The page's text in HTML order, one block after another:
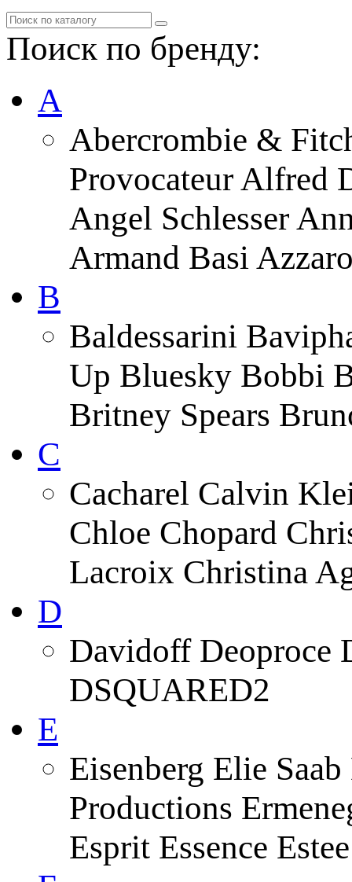
Поиск по бренду:
A
Abercrombie &
Provocateur Alfred
Angel Schlesser
Armand Basi
B
Baldessarini
Up Bluesky Bobbi
Britney Spears
C
Cacharel Calvin
Chloe Chopard
Lacroix Christina
D
Davidoff Deoproce
DSQUARED2
E
Eisenberg Elie
Productions
Esprit Essence